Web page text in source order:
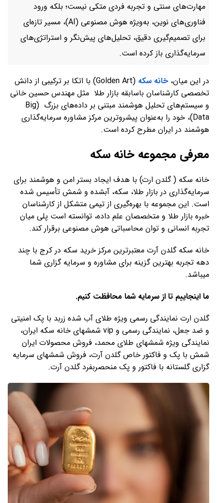
مهارت‌های سنتی و تجربه فردی متکی نیست؛ بلکه ورود
فناوری‌های نوین، به‌ویژه هوش مصنوعی (AI)، مسیر تازه‌ای
برای تصمیم‌گیری دقیق، تحلیل‌های پیش‌نگر و استراتژی‌های
سرمایه‌گذاری باز کرده است.
در این میان، خانه سکه
(Golden Art) با اتکا بر ترکیبی از دانش
تخصصی کارشناسان باسابقه بازار طلا مثل مهندس حسین خانی
و سیستم‌های تحلیل هوشمند مبتنی بر داده‌های بزرگ (Big
Data)، خود را به‌عنوان پیشروترین مرکز مشاوره سرمایه‌گذاری
هوشمند در ایران مطرح کرده است.
معرفی مجموعه خانه سکه
خانه سکه ( گلدن ارت) با هدف ایجاد بستر امن و هوشمند برای
سرمایه‌گذاری در بازار طلا، سکه، آبشده و شمش تأسیس شده
است. این مجموعه با بهره‌گیری از تیمی متشکل از کارشناسان
خبره بازار طلا و متخصصان علم داده، توانسته است پلی میان
تجربه انسانی و توان محاسباتی هوش مصنوعی برقرار کند.
خانه سکه گلدن آرت معتبرترین مرکز خرید سکه در کرج با چند
دهه تجربه بهترین گزینه برای مشاوره و سرمایه گزاری شما
میباشد.
ما اینجاییم تا از سرمایه شما محافظت کنیم.
گلدن ارت نمایندگی رسمی ویژه طلای آب شده زربد با پک امنیتی
و ضد جعل، نمایندگی رسمی و vip شمشهای خانه سکه ایران،
نمایندگی ویژه شمشهای طلای محمد، فروش محصولات ایران
شمش با پک و فاکتور خاص گلدن آرت، فروش شمشهای سرمایه
گزاری گلستانه با فاکتور و پک منحصربفرد گلدن آرت.